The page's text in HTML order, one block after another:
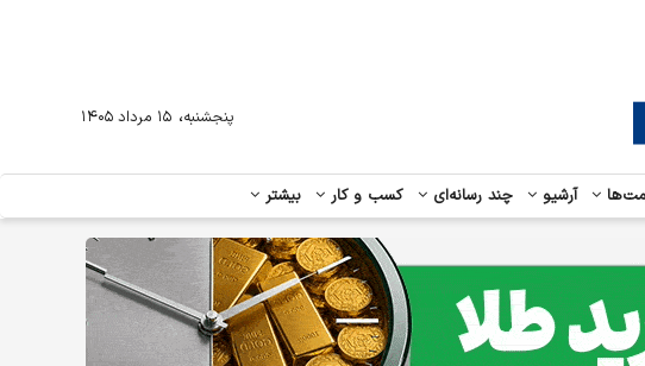
آرشیو چند رسانه‌ای کسب و کار بیشتر
پنجشنبه، ۱۵ مرداد ۱۴۰۵